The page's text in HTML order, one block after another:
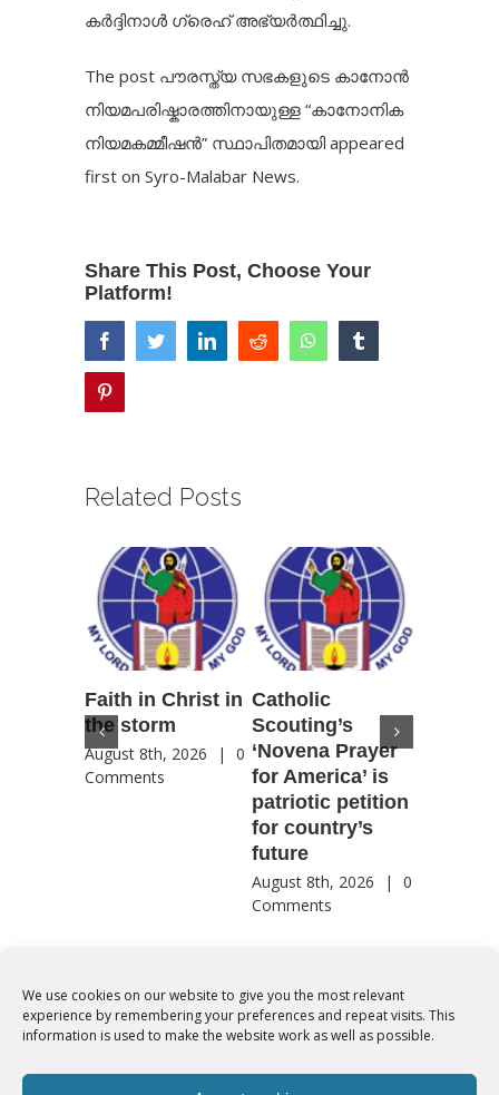
We use cookies on our website to give you the most relevant
experience by remembering your preferences and repeat visits. This
information is used to make the website work as well as possible.
കർദ്ദിനാൾ ഗ്രെഹ് അഭ്യർത്ഥിച്ചു.
The post പൗരസ്ത്യ സഭകളുടെ കാനോൻ
നിയമപരിഷ്കാരത്തിനായുള്ള “കാനോനിക
നിയമകമ്മീഷൻ” സ്ഥാപിതമായി appeared
first onSyro-Malabar News.
Share This Post, Choose Your
Platform!
facebooktwitter linkedinreddit whatsapp
Related Posts
Faith in Christ in
the storm
August 8th, 2026 |
0
Comments
Catholic
Scouting’s
‘Novena Prayer
for America’ is
patriotic petition
for country’s
future
August 8th, 2026 |
0
Comments
© Copyright 2012 - 2026 | Syro-Malabar Catholic Church of Cork,